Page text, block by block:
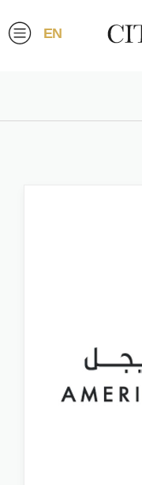
EN